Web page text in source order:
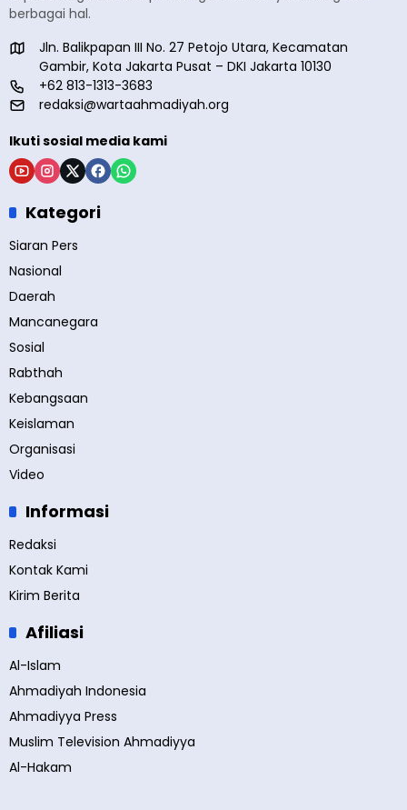
berbagai hal.
Jln. Balikpapan III No. 27 Petojo Utara, Kecamatan
Gambir, Kota Jakarta Pusat – DKI Jakarta 10130
+62 813-1313-3683
redaksi@wartaahmadiyah.org
Ikuti sosial media kami
Kategori
Siaran Pers
Nasional
Daerah
Mancanegara
Sosial
Rabthah
Kebangsaan
Keislaman
Organisasi
Video
Informasi
Redaksi
Kontak Kami
Kirim Berita
Afiliasi
Al-Islam
Ahmadiyah Indonesia
Ahmadiyya Press
Muslim Television Ahmadiyya
Al-Hakam